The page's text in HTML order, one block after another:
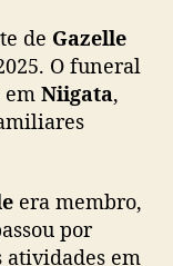
n
e
s
a
Y
L
U
de Gazelle
O funeral
em Niigata,
era membro,
por
atividades em